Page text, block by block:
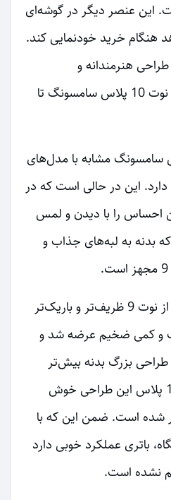
این عنصر دیگر در گوشه‌ای
هنگام خرید خودنمایی کند.
هنرمندانه و
هوشمندانه معرفی گوشی نوت 10 پلاس سامسونگ تا
نوت 10 پلاس سامسونگ مشابه با مدل‌های
این در حالی است که در
این احساس را با دیدن و لمس
که بدنه به لبه‌های جذاب و
به طور کلی بدنه نوت 10 از نوت 9 ظریف‌تر و باریک‌تر
بزرگ و کمی ضخیم عرضه شد و
بزرگ بدنه بیش‌تر
نشان دهد. اما در نوت 10 پلاس این طراحی خوش
شده است. ضمن این که با
باتری عملکرد خوبی دارد
نشده است.